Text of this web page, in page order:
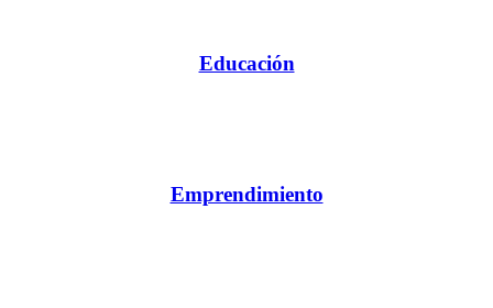
Educación
Emprendimiento